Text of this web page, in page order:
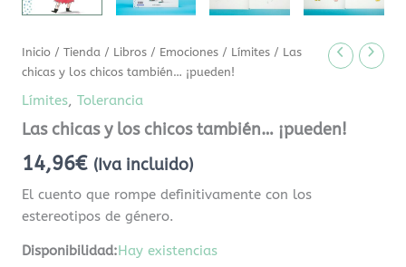
Inicio /Tienda / Libros / Emociones / Límites / Las
chicas y los chicos también… ¡pueden!
Límites,Tolerancia
Las chicas y los chicos también… ¡pueden!
14,96€ (Iva incluido)
El cuento que rompe definitivamente con los
estereotipos de género.
Disponibilidad:Hay existencias